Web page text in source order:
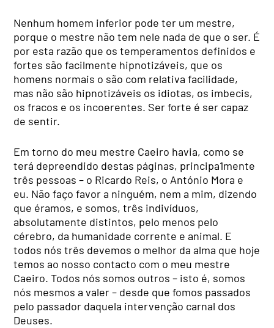
Nenhum homem inferior pode ter um mestre,
porque o mestre não tem nele nada de que o ser. É
por esta razão que os temperamentos definidos e
fortes são facilmente hipnotizáveis, que os
homens normais o são com relativa facilidade,
mas não são hipnotizáveis os idiotas, os imbecis,
os fracos e os incoerentes. Ser forte é ser capaz
de sentir.
Em torno do meu mestre Caeiro havia, como se
terá depreendido destas páginas, principa1mente
três pessoas – o Ricardo Reis, o António Mora e
eu. Não faço favor a ninguém, nem a mim, dizendo
que éramos, e somos, três indivíduos,
absolutamente distintos, pelo menos pelo
cérebro, da humanidade corrente e animal. E
todos nós três devemos o melhor da alma que hoje
temos ao nosso contacto com o meu mestre
Caeiro. Todos nós somos outros – isto é, somos
nós mesmos a valer – desde que fomos passados
pelo passador daquela intervenção carnal dos
Deuses.